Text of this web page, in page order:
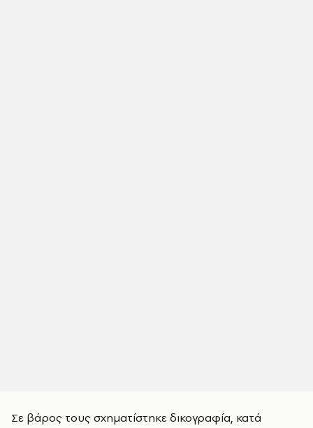
Σε βάρος τους σχηματίστηκε δικογραφία, κατά